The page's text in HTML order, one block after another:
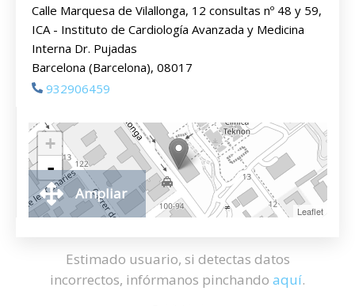
Calle Marquesa de Vilallonga, 12 consultas nº 48 y 59,
ICA - Instituto de Cardiología Avanzada y Medicina
Interna Dr. Pujadas
Barcelona (Barcelona), 08017
932906459
+
-
Leaflet
Ampliar
Estimado usuario, si detectas datos
incorrectos, infórmanos pinchando aquí.